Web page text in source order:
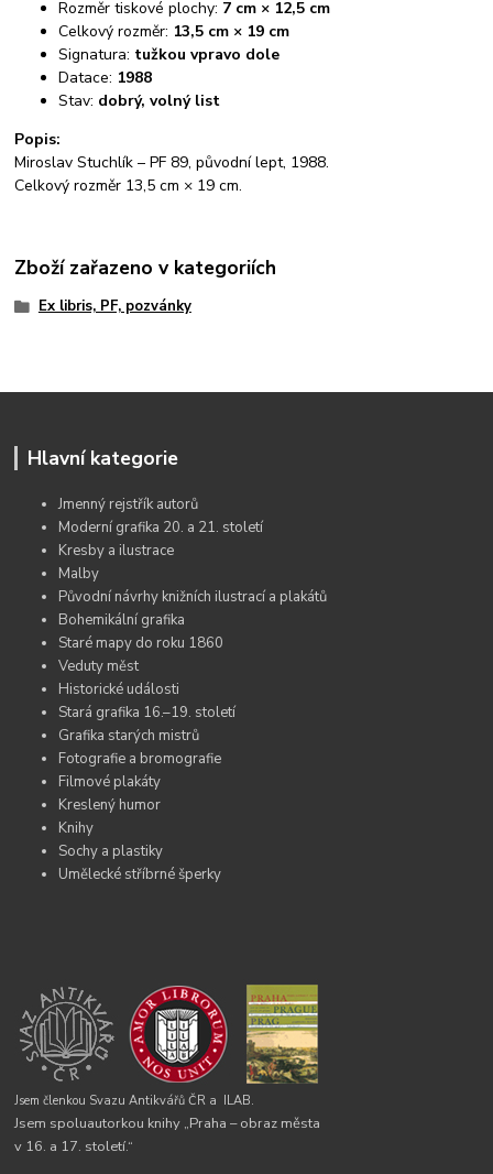
Rozměr tiskové plochy: 7 cm × 12,5 cm
Celkový rozměr: 13,5 cm × 19 cm
Signatura: tužkou vpravo dole
Datace: 1988
Stav: dobrý, volný list
Popis:
Miroslav Stuchlík – PF 89, původní lept, 1988.
Celkový rozměr 13,5 cm × 19 cm.
Zboží zařazeno v kategoriích
Ex libris, PF, pozvánky
Hlavní kategorie
Jmenný rejstřík autorů
Moderní grafika 20. a 21. století
Kresby a ilustrace
Malby
Původní návrhy knižních ilustrací a plakátů
Bohemikální grafika
Staré mapy do roku 1860
Veduty měst
Historické události
Stará grafika 16.–19. století
Grafika starých mistrů
Fotografie a bromografie
Filmové plakáty
Kreslený humor
Knihy
Sochy a plastiky
Umělecké stříbrné šperky
Jsem členkou Svazu Antikvářů ČR a ILAB.
Jsem spoluautorkou knihy „Praha – obraz města
v 16. a 17. století.“